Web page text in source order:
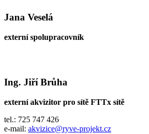
Jana Veselá
externí spolupracovník
Ing. Jiří Brůha
externí akvizitor pro sítě FTTx sítě
tel.: 725 747 426
e-mail: akvizice@ryve-projekt.cz